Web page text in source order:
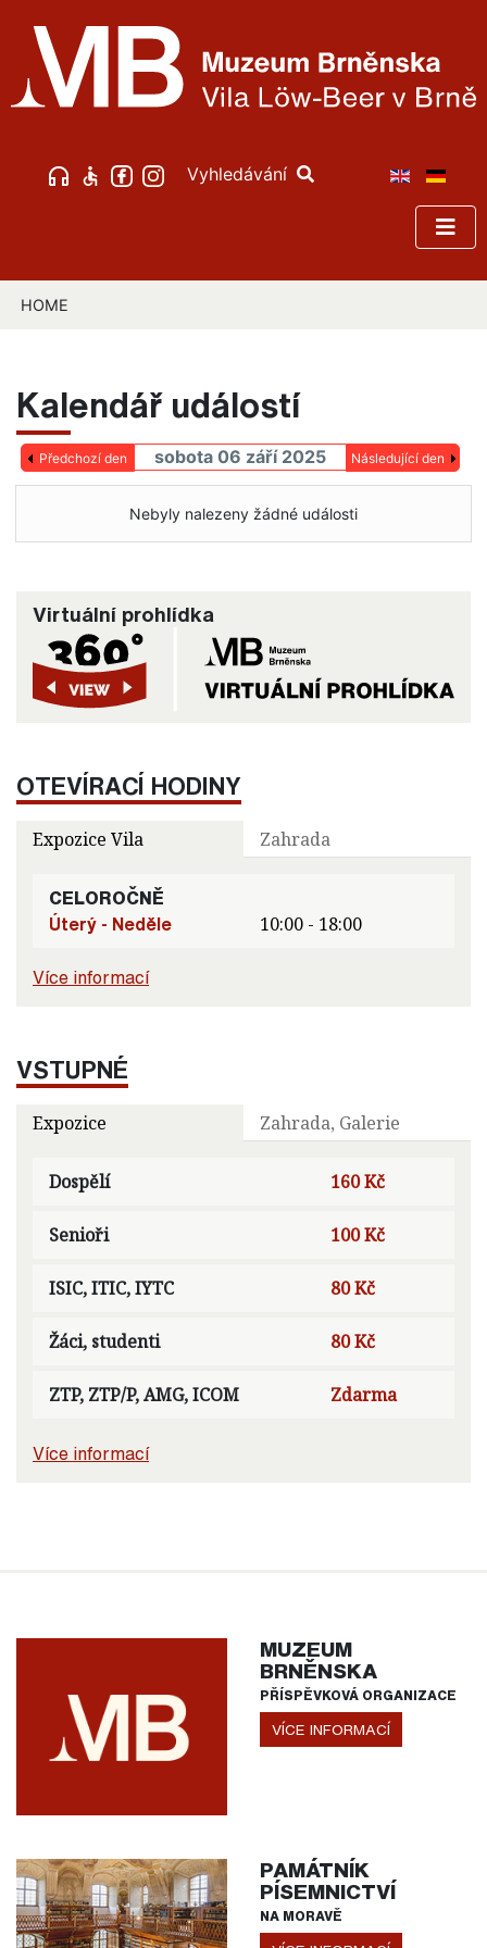
Vyhledávání
HOME
Kalendář událostí
Předchozí den sobota 06 září 2025 Následující den
Nebyly nalezeny žádné události
Virtuální prohlídka
OTEVÍRACÍ HODINY
Expozice Vila Zahrada
CELOROČNĚ
Úterý - Neděle
10:00 - 18:00
Více informací
VSTUPNÉ
Expozice Zahrada, Galerie
Dospělí 160 Kč
Senioři 100 Kč
ISIC, ITIC, IYTC 80 Kč
Žáci, studenti 80 Kč
ZTP, ZTP/P, AMG, ICOM Zdarma
Více informací
MUZEUM
BRNĚNSKA
PŘÍSPĚVKOVÁ ORGANIZACE
VÍCE INFORMACÍ
PAMÁTNÍK
PÍSEMNICTVÍ
NA MORAVĚ